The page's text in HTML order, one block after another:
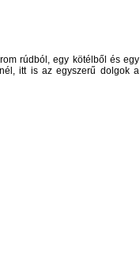
rúdból, egy kötélből és egy
itt is az egyszerű dolgok a